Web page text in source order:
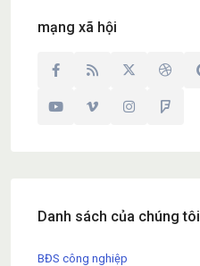
mạng xã hội
Danh sách của chúng tôi
BĐS công nghiệp